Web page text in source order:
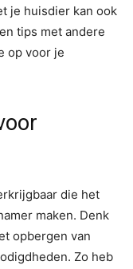
je huisdier kan ook
tips met andere
op voor je
die het
maken. Denk
opbergen van
Zo heb